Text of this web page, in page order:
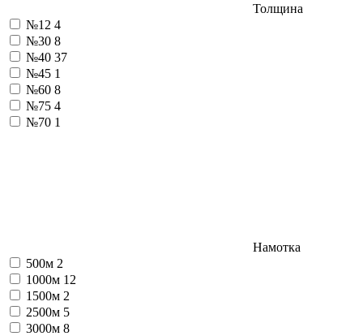
Толщина
№12 4
№30 8
№40 37
№45 1
№60 8
№75 4
№70 1
Намотка
500м 2
1000м 12
1500м 2
2500м 5
3000м 8